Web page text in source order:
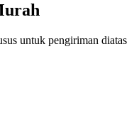
untuk pengiriman diatas